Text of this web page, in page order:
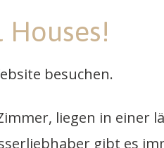
besuchen.
liegen in einer
gibt es